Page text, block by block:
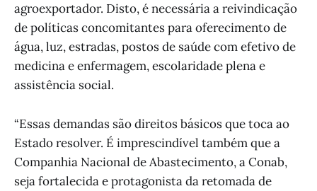
agroexportador. Disto, é necessária a reivindicação
de políticas concomitantes para oferecimento de
água, luz, estradas, postos de saúde com efetivo de
medicina e enfermagem, escolaridade plena e
assistência social.
“Essas demandas são direitos básicos que toca ao
Estado resolver. É imprescindível também que a
Companhia Nacional de Abastecimento, a Conab,
seja fortalecida e protagonista da retomada de